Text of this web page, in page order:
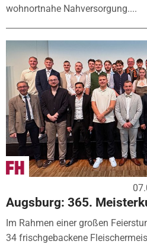
wohnortnahe Nahversorgung....
Augsburg: 365.
Im Rahmen einer großen
34 frischgebackene